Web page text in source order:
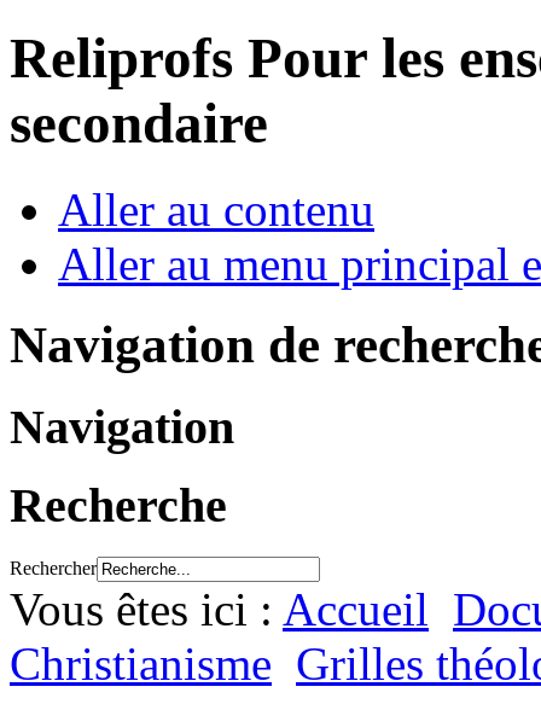
Reliprofs Pour les
secondaire
Aller au contenu
Aller au menu principal
Navigation de
Navigation
Recherche
Rechercher
Vous êtes ici : Accueil
Christianisme Grilles